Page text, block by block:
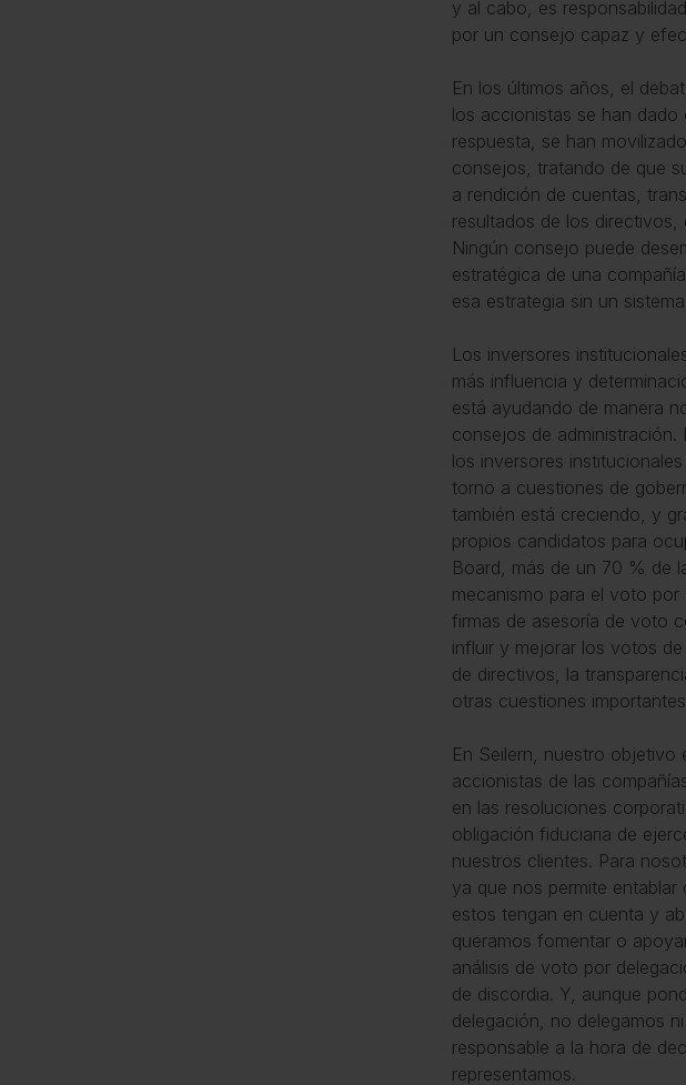
y al cabo, es
por un consejo capaz y
En los últimos años, el
los accionistas se han
respuesta, se han
consejos, tratando de que
a rendición de cuentas,
resultados de los
Ningún consejo puede
estratégica de una
esa estrategia sin un
Los inversores
más influencia y
está ayudando de manera
consejos de
los inversores
torno a cuestiones de
también está creciendo, y
propios candidatos para
Board, más de un 70 % de
mecanismo para el voto
firmas de asesoría de voto
influir y mejorar los votos
de directivos, la
otras cuestiones
En Seilern, nuestro objetivo
accionistas de las
en las resoluciones
obligación fiduciaria de
nuestros clientes. Para
ya que nos permite
estos tengan en cuenta y
queramos fomentar o
análisis de voto por
de discordia. Y, aunque
delegación, no delegamos
responsable a la hora de
representamos.